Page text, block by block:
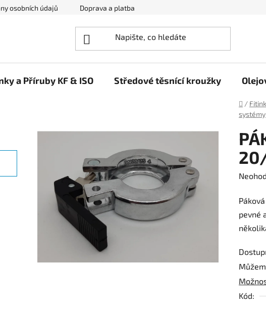
osobních údajů Doprava a platba
a Příruby KF & ISO Středové těsnící kroužky
Domů
/
systémy
je
0,0
5
pevné
Kód: